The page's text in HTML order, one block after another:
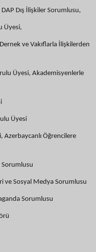
Dış İlişkiler Sorumlusu,
Üyesi,
ve Vakıflarla İlişkilerden
Üyesi, Akademisyenlerle
Üyesi
Azerbaycanlı Öğrencilere
Sorumlusu
ve Sosyal Medya Sorumlusu
Sorumlusu